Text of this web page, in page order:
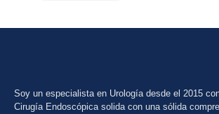
Soy un especialista en Urología desde el 2015
Cirugía Endoscópica solida con una sólida